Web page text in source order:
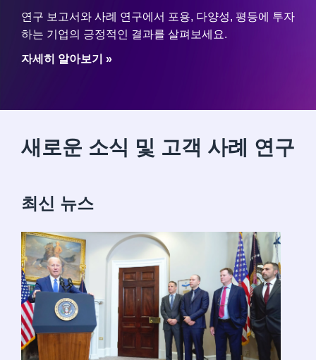
연구 보고서와 사례 연구에서 포용, 다양성, 평등에 투자
하는 기업의 긍정적인 결과를 살펴보세요.
자세히 알아보기 »
새로운 소식 및 고객 사례 연구
최신 뉴스